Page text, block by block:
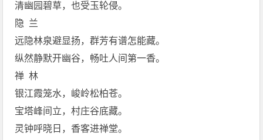
清幽园碧草，也受玉轮侵。
隐 兰
远隐林泉避显扬，群芳有谱怎能藏。
纵然静默开幽谷，畅吐人间第一香。
禅 林
银江霞笼水，峻岭松柏苍。
宝塔峰间立，村庄谷底藏。
灵钟呼晓日，香客进禅堂。